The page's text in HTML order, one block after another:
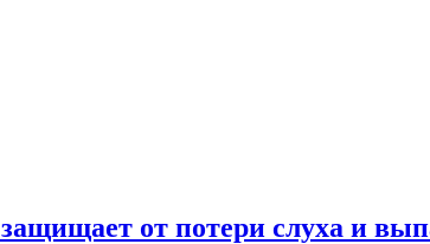
от потери слуха и